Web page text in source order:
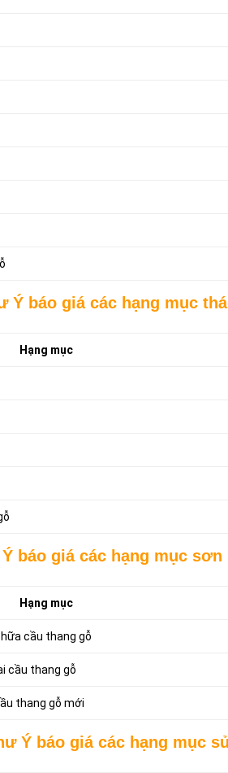
Ý báo giá các hạng mục
Hạng mục
báo giá các hạng mục
Hạng mục
cầu thang gỗ
cầu thang gỗ
thang gỗ mới
Ý báo giá các hạng mục